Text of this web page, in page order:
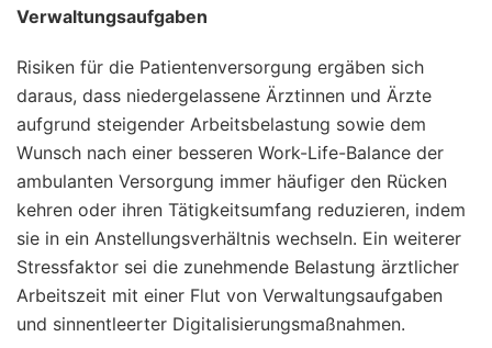
Verwaltungsaufgaben
Risiken für die Patientenversorgung ergäben sich
daraus, dass niedergelassene Ärztinnen und Ärzte
aufgrund steigender Arbeitsbelastung sowie dem
Wunsch nach einer besseren Work-Life-Balance der
ambulanten Versorgung immer häufiger den Rücken
kehren oder ihren Tätigkeitsumfang reduzieren, indem
sie in ein Anstellungsverhältnis wechseln. Ein weiterer
Stressfaktor sei die zunehmende Belastung ärztlicher
Arbeitszeit mit einer Flut von Verwaltungsaufgaben
und sinnentleerter Digitalisierungsmaßnahmen.